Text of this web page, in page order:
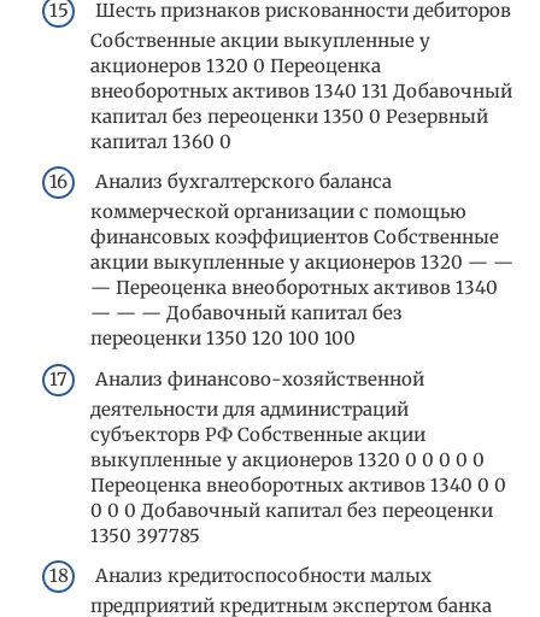
Шесть признаков рискованности дебиторов
Собственные акции выкупленные у
акционеров 1320 0 Переоценка
внеоборотных активов 1340 131 Добавочный
капитал без переоценки 1350 0 Резервный
капитал 1360 0
Анализ бухгалтерского баланса
коммерческой организации с помощью
финансовых коэффициентов Собственные
акции выкупленные у акционеров 1320 — —
— Переоценка внеоборотных активов 1340
— — — Добавочный капитал без
переоценки 1350 120 100 100
Анализ финансово-хозяйственной
деятельности для администраций
субъекторв РФ Собственные акции
выкупленные у акционеров 1320 0 0 0 0 0
Переоценка внеоборотных активов 1340 0 0
0 0 0 Добавочный капитал без переоценки
1350 397785
Анализ кредитоспособности малых
предприятий кредитным экспертом банка